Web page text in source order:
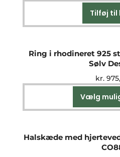
Tilføj til
Ring i rhodineret 925
Sølv
kr.
Vælg
Halskæde med